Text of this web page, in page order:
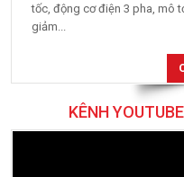
tốc, động cơ điện 3 pha, mô
giảm...
KÊNH